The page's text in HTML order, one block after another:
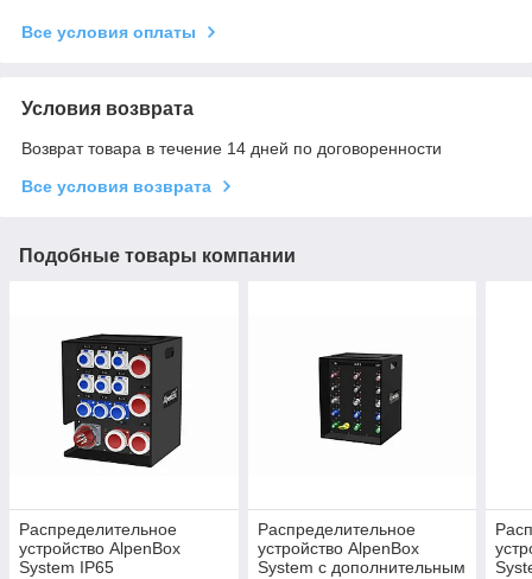
Все условия оплаты
Условия возврата
Возврат товара в течение 14 дней по договоренности
Все условия возврата
Подобные товары компании
Распределительное
устройство AlpenBox
System IP65
Распределительное
устройство AlpenBox
System с дополнительным